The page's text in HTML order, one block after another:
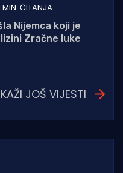
MIN. ČITANJA
Nijemca koji je
Zračne luke
JOŠ VIJESTI